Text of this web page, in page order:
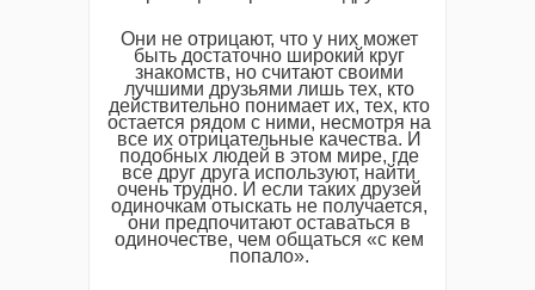
Они не отрицают, что у них может
быть достаточно широкий круг
знакомств, но считают своими
лучшими друзьями лишь тех, кто
действительно понимает их, тех, кто
остается рядом с ними, несмотря на
все их отрицательные качества. И
подобных людей в этом мире, где
все друг друга используют, найти
очень трудно. И если таких друзей
одиночкам отыскать не получается,
они предпочитают оставаться в
одиночестве, чем общаться «с кем
попало».